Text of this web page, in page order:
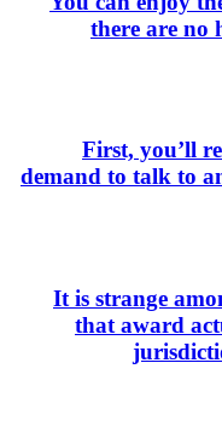
there are no
First, you’ll
demand to talk to
It is strange
that award